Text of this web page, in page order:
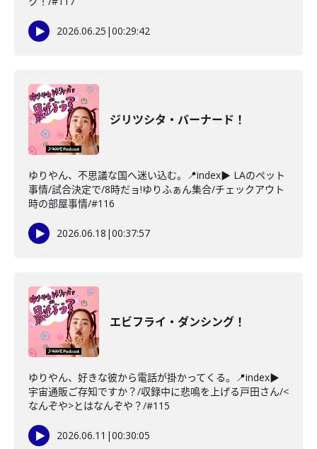
2026.06.25 |00:29:42
ジリツシタ・バーナード！
ゆりやん、不思議な国へ迷い込む。📍index▶ LAのペット
事情/試合決定で/8時だョ!ゆりふぁん集合/チェックアウト
時の部屋事情/#116
2026.06.18 |00:37:57
エビフライ・ダンシング！
ゆりやん、好きな彼から電話が掛かってくる。📍index▶
宇宙通販ご存知ですか？/収録中に悲鳴を上げる戸田さん/<
なんぞや>とはなんぞや？/#115
2026.06.11 |00:30:05